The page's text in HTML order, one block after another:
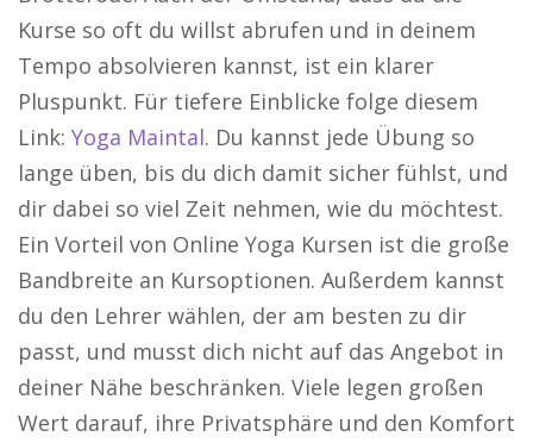
Kurse so oft du willst abrufen und in deinem
Tempo absolvieren kannst, ist ein klarer
Pluspunkt. Für tiefere Einblicke folge diesem
Link: Yoga Maintal. Du kannst jede Übung so
lange üben, bis du dich damit sicher fühlst, und
dir dabei so viel Zeit nehmen, wie du möchtest.
Ein Vorteil von Online Yoga Kursen ist die große
Bandbreite an Kursoptionen. Außerdem kannst
du den Lehrer wählen, der am besten zu dir
passt, und musst dich nicht auf das Angebot in
deiner Nähe beschränken. Viele legen großen
Wert darauf, ihre Privatsphäre und den Komfort